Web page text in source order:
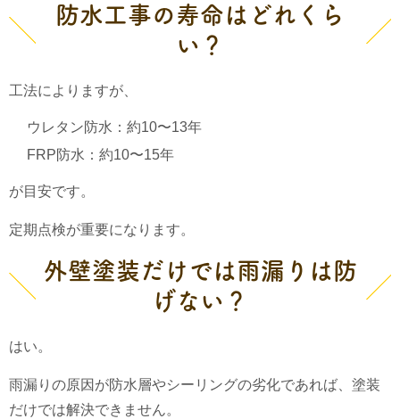
防水工事の寿命はどれくら
い？
工法によりますが、
ウレタン防水：約10〜13年
FRP防水：約10〜15年
が目安です。
定期点検が重要になります。
外壁塗装だけでは雨漏りは防
げない？
はい。
雨漏りの原因が防水層やシーリングの劣化であれば、塗装
だけでは解決できません。